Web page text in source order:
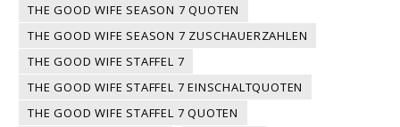
THE GOOD WIFE SEASON 7 QUOTEN
THE GOOD WIFE SEASON 7 ZUSCHAUERZAHLEN
THE GOOD WIFE STAFFEL 7
THE GOOD WIFE STAFFEL 7 EINSCHALTQUOTEN
THE GOOD WIFE STAFFEL 7 QUOTEN